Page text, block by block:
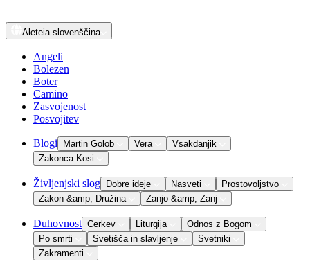
Aleteia slovenščina
Angeli
Bolezen
Boter
Camino
Zasvojenost
Posvojitev
Blogi Martin Golob Vera
Vsakdanjik
Zakonca Kosi
Življenjski slog Dobre ideje Nasveti
Prostovoljstvo
Zakon &amp; Družina
Zanjo &amp; Zanj
Duhovnost Cerkev Liturgija
Odnos z Bogom
Po smrti
Svetišča in slavljenje
Svetniki
Zakramenti